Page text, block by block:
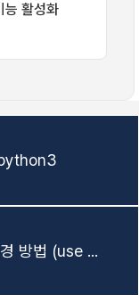
활성화
[Ubuntu] Default boot kernel 변경 방법 (use rescue node)